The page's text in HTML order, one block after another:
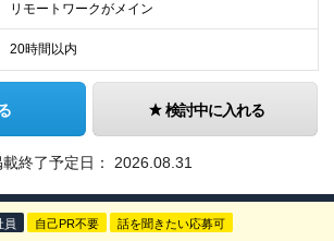
リモートワークがメイン
20時間以内
検討中に入れる
終了予定日： 2026.08.31
員 自己PR不要 話を聞きたい応募可